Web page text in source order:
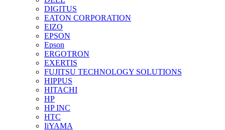
DIGITUS
EATON CORPORATION
EIZO
EPSON
Epson
ERGOTRON
EXERTIS
FUJITSU TECHNOLOGY SOLUTIONS
HIPPUS
HITACHI
HP
HP INC
HTC
IiYAMA